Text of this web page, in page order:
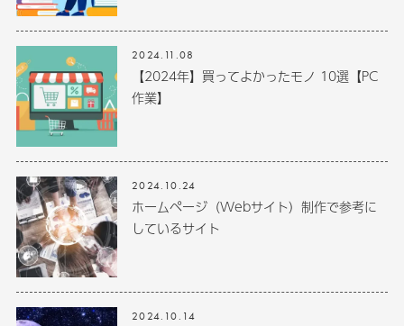
2024.11.08
【2024年】買ってよかったモノ 10選【PC
作業】
2024.10.24
ホームページ（Webサイト）制作で参考に
しているサイト
2024.10.14